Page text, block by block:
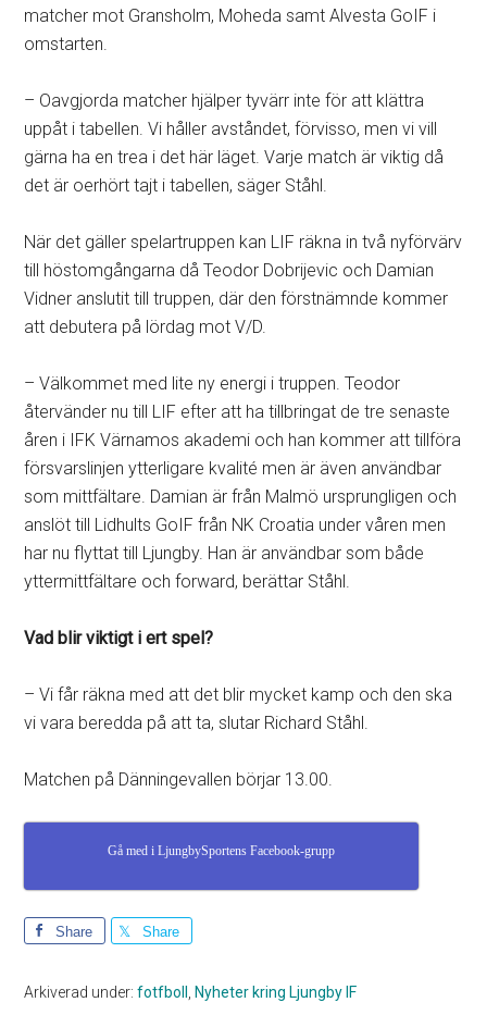
matcher mot Gransholm, Moheda samt Alvesta GoIF i
omstarten.
– Oavgjorda matcher hjälper tyvärr inte för att klättra
uppåt i tabellen. Vi håller avståndet, förvisso, men vi vill
gärna ha en trea i det här läget. Varje match är viktig då
det är oerhört tajt i tabellen, säger Ståhl.
När det gäller spelartruppen kan LIF räkna in två nyförvärv
till höstomgångarna då Teodor Dobrijevic och Damian
Vidner anslutit till truppen, där den förstnämnde kommer
att debutera på lördag mot V/D.
– Välkommet med lite ny energi i truppen. Teodor
återvänder nu till LIF efter att ha tillbringat de tre senaste
åren i IFK Värnamos akademi och han kommer att tillföra
försvarslinjen ytterligare kvalité men är även användbar
som mittfältare. Damian är från Malmö ursprungligen och
anslöt till Lidhults GoIF från NK Croatia under våren men
har nu flyttat till Ljungby. Han är användbar som både
yttermittfältare och forward, berättar Ståhl.
Vad blir viktigt i ert spel?
– Vi får räkna med att det blir mycket kamp och den ska
vi vara beredda på att ta, slutar Richard Ståhl.
Matchen på Dänningevallen börjar 13.00.
Gå med i LjungbySportens Facebook-grupp
Share Share
Arkiverad under:fotfboll Nyheter kring Ljungby IF